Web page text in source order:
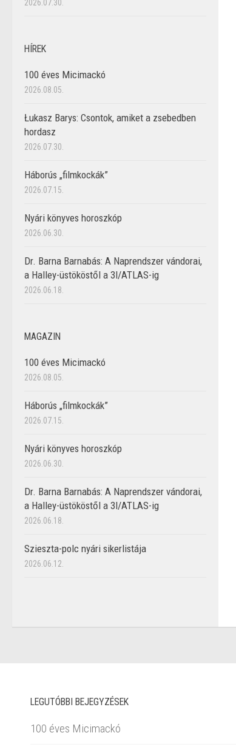
2026.07.30.
HÍREK
100 éves Micimackó
2026.08.05.
Łukasz Barys: Csontok, amiket a zsebedben
hordasz
2026.07.30.
Háborús „filmkockák”
2026.07.15.
Nyári könyves horoszkóp
2026.06.30.
Dr. Barna Barnabás: A Naprendszer vándorai,
a Halley-üstököstől a 3I/ATLAS-ig
2026.06.18.
MAGAZIN
100 éves Micimackó
2026.08.05.
Háborús „filmkockák”
2026.07.15.
Nyári könyves horoszkóp
2026.06.30.
Dr. Barna Barnabás: A Naprendszer vándorai,
a Halley-üstököstől a 3I/ATLAS-ig
2026.06.18.
Szieszta-polc nyári sikerlistája
2026.06.12.
LEGUTÓBBI BEJEGYZÉSEK
100 éves Micimackó